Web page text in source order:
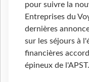
pour suivre la
Entreprises du
dernières
sur les séjours à
financières
épineux de l'APST.